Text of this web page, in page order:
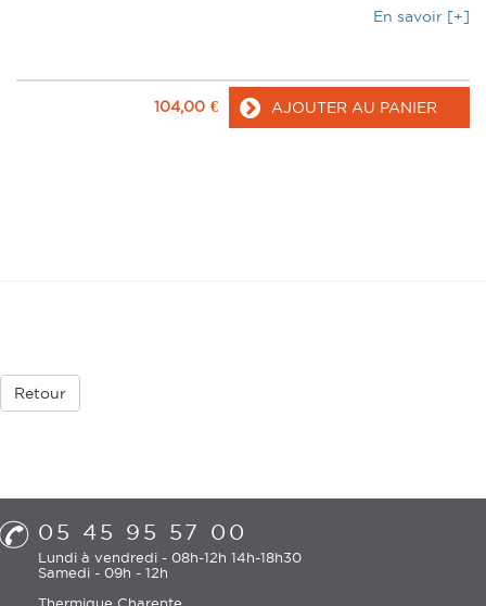
En savoir [+]
104,00 € AJOUTER AU PANIER
Retour
05 45 95 57 00
Lundi à vendredi - 08h-12h 14h-18h30
Samedi - 09h - 12h
Thermique Charente